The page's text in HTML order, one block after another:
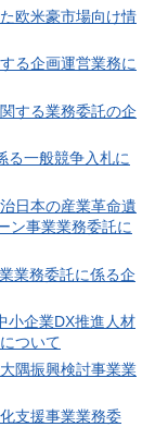
欧米豪市場向け情
る企画運営業務に
する業務委託の企
る一般競争入札に
日本の産業革命遺
ン事業業務委託に
業務委託に係る企
小企業DX推進人材
ついて
隅振興検討事業業
支援事業業務委